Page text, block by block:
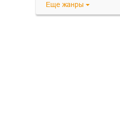
Еще жанры